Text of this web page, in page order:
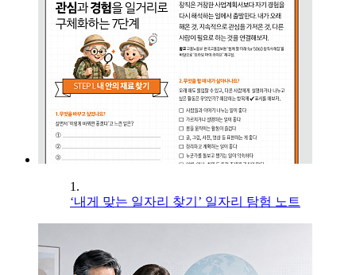
1.
‘내게 맞는 일자리 찾기’ 일자리 탐험 노트